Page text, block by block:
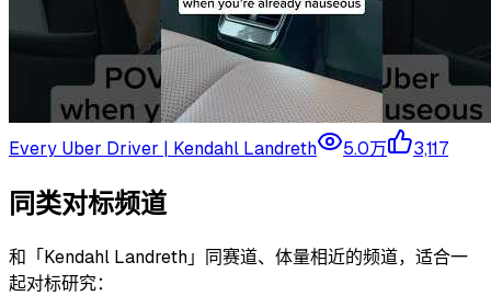
Every Uber Driver | Kendahl Landreth 5.0万 3,117
同类对标频道
和「Kendahl Landreth」同赛道、体量相近的频道，适合一
起对标研究：